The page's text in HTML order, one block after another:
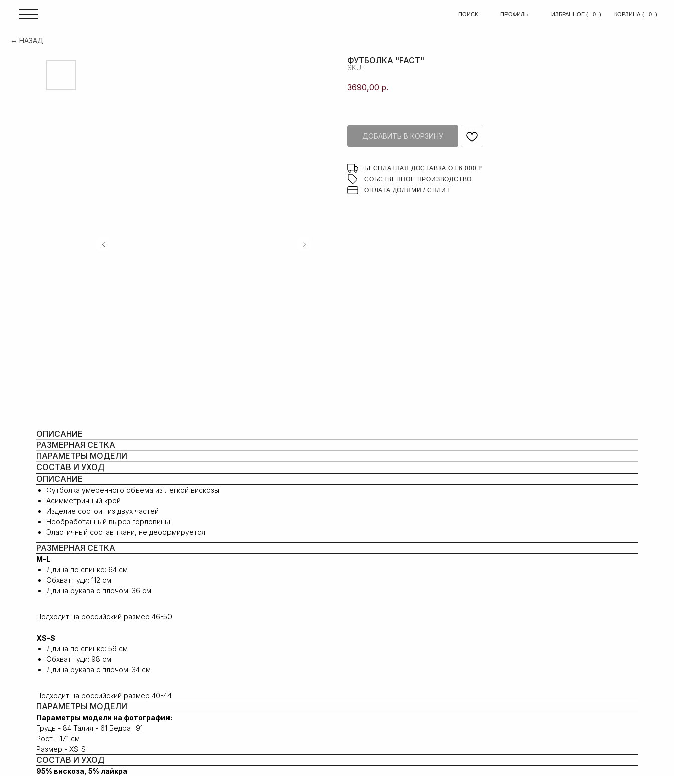
ИЗБРАННОЕ КОРЗИНА 0
( ) ( )
ПРОФИЛЬ
НАЗАД
ФУТБОЛКА "FACT"
SKU:
3690,00 р.
ДОБАВИТЬ В КОРЗИНУ
БЕСПЛАТНАЯ ДОСТАВКА ОТ 6 000 ₽
СОБСТВЕННОЕ ПРОИЗВОДСТВО
ОПЛАТА ДОЛЯМИ / СПЛИТ
ОПИСАНИЕ
РАЗМЕРНАЯ СЕТКА
ПАРАМЕТРЫ МОДЕЛИ
СОСТАВ И УХОД
ОПИСАНИЕ
Футболка умеренного объема из легкой вискозы
Асимметричный крой
Изделие состоит из двух частей
Необработанный вырез горловины
Эластичный состав ткани, не деформируется
РАЗМЕРНАЯ СЕТКА
M-L
Длина по спинке: 64 см
Обхват гуди: 112 см
Длина рукава с плечом: 36 см
Подходит на российский размер 46-50
XS-S
Длина по спинке: 59 см
Обхват гуди: 98 см
Длина рукава с плечом: 34 см
Подходит на российский размер 40-44
ПАРАМЕТРЫ МОДЕЛИ
Параметры модели на фотографии:
Грудь - 84 Талия - 61 Бедра -91
Рост - 171 см
Размер - XS-S
СОСТАВ И УХОД
95% вискоза, 5% лайкра